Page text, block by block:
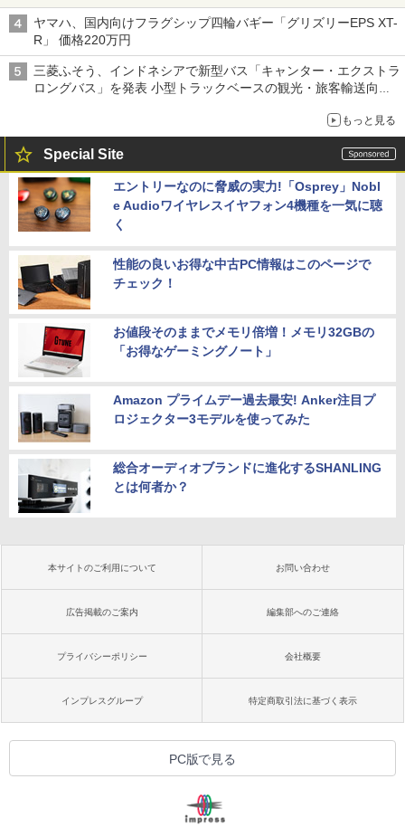
ヤマハ、国内向けフラグシップ四輪バギー「グリズリーEPS XT-
R」 価格220万円
三菱ふそう、インドネシアで新型バス「キャンター・エクストラ
ロングバス」を発表 小型トラックベースの観光・旅客輸送向け
もっと見る
Special Site
エントリーなのに脅威の実力!「Osprey」Nobl
e Audioワイヤレスイヤフォン4機種を一気に聴
く
性能の良いお得な中古PC情報はこのページで
チェック！
お値段そのままでメモリ倍増！メモリ32GBの
「お得なゲーミングノート」
Amazon プライムデー過去最安! Anker注目プ
ロジェクター3モデルを使ってみた
総合オーディオブランドに進化するSHANLING
とは何者か？
本サイトのご利用について お問い合わせ
広告掲載のご案内 編集部へのご連絡
プライバシーポリシー 会社概要
インプレスグループ 特定商取引法に基づく表示
PC版で見る